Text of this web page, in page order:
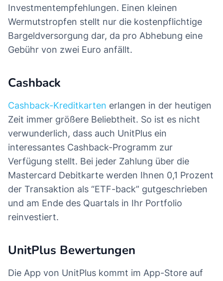
Investmentempfehlungen. Einen kleinen
Wermutstropfen stellt nur die kostenpflichtige
Bargeldversorgung dar, da pro Abhebung eine
Gebühr von zwei Euro anfällt.
Cashback
Cashback-Kreditkarten erlangen in der heutigen
Zeit immer größere Beliebtheit. So ist es nicht
verwunderlich, dass auch UnitPlus ein
interessantes Cashback-Programm zur
Verfügung stellt. Bei jeder Zahlung über die
Mastercard Debitkarte werden Ihnen 0,1 Prozent
der Transaktion als “ETF-back” gutgeschrieben
und am Ende des Quartals in Ihr Portfolio
reinvestiert.
UnitPlus Bewertungen
Die App von UnitPlus kommt im App-Store auf